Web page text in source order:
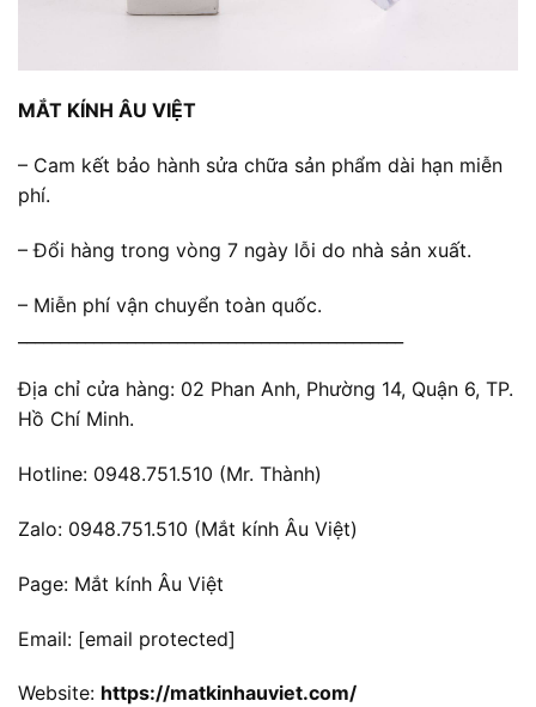
MẮT KÍNH ÂU VIỆT
– Cam kết bảo hành sửa chữa sản phẩm dài hạn miễn
phí.
– Đổi hàng trong vòng 7 ngày lỗi do nhà sản xuất.
– Miễn phí vận chuyển toàn quốc.
Địa chỉ cửa hàng: 02 Phan Anh, Phường 14, Quận 6, TP.
Hồ Chí Minh.
Hotline: 0948.751.510 (Mr. Thành)
Zalo: 0948.751.510 (Mắt kính Âu Việt)
Page: Mắt kính Âu Việt
Email: [email protected]
Website: https://matkinhauviet.com/